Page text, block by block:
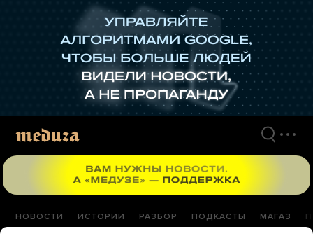
НОВОСТИ ИСТОРИИ РАЗБОР ПОДКАСТЫ МАГАЗ